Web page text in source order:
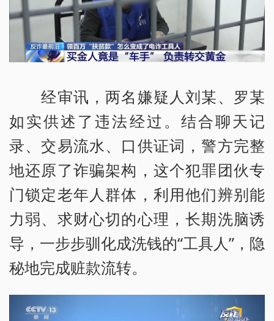
经审讯，两名嫌疑人刘某、罗某
如实供述了违法经过。结合聊天记
录、交易流水、口供证词，警方完整
地还原了诈骗架构，这个犯罪团伙专
门锁定老年人群体，利用他们辨别能
力弱、求财心切的心理，长期洗脑诱
导，一步步驯化成洗钱的“工具人”，隐
秘地完成赃款流转。